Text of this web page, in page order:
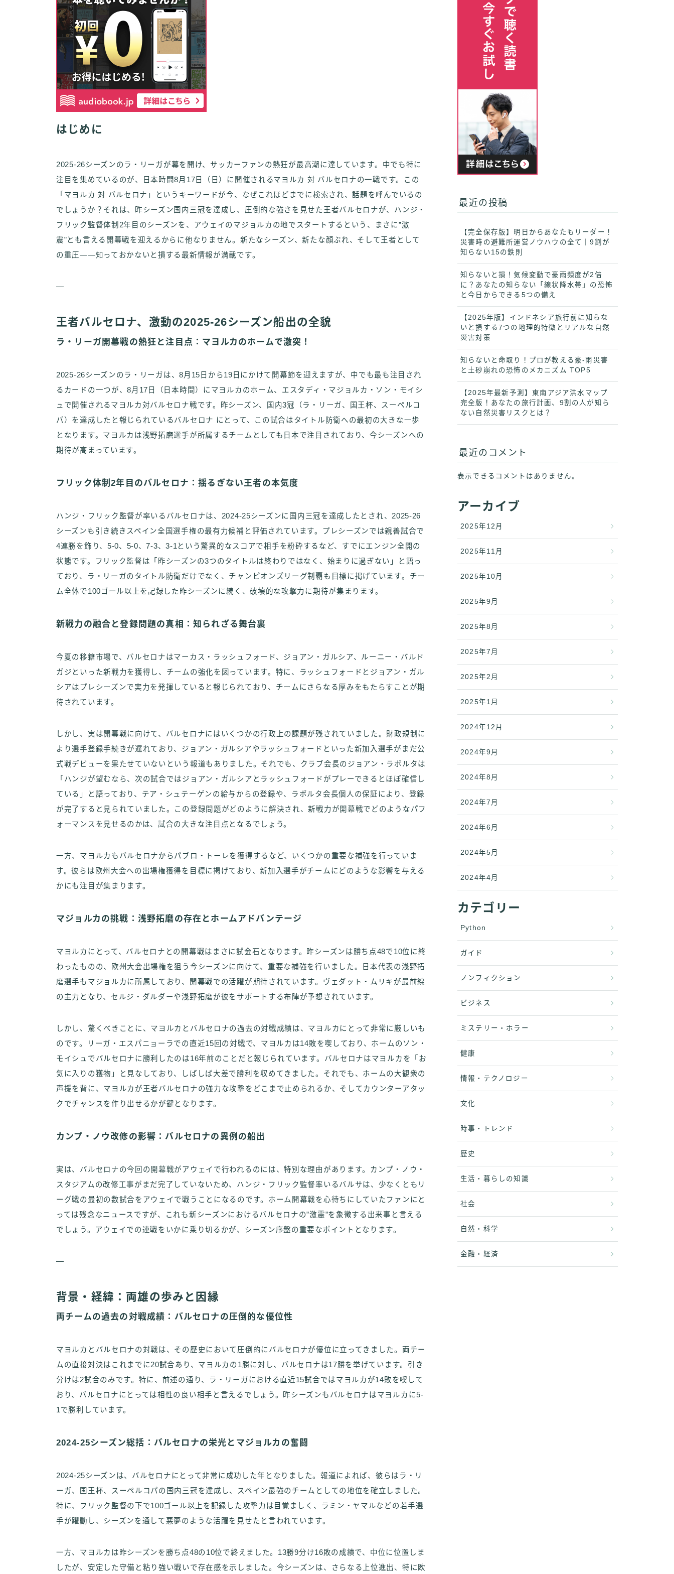
はじめに
2025-26シーズンのラ・リーガが幕を開け、サッカーファンの熱狂が最高潮に達しています。中でも特に
注目を集めているのが、日本時間8月17日（日）に開催されるマヨルカ 対 バルセロナの一戦です。この
「マヨルカ 対 バルセロナ」というキーワードが今、なぜこれほどまでに検索され、話題を呼んでいるの
でしょうか？それは、昨シーズン国内三冠を達成し、圧倒的な強さを見せた王者バルセロナが、ハンジ・
フリック監督体制2年目のシーズンを、アウェイのマジョルカの地でスタートするという、まさに”激
震”とも言える開幕戦を迎えるからに他なりません。新たなシーズン、新たな顔ぶれ、そして王者として
の重圧――知っておかないと損する最新情報が満載です。
—
王者バルセロナ、激動の2025-26シーズン船出の全貌
ラ・リーガ開幕戦の熱狂と注目点：マヨルカのホームで激突！
2025-26シーズンのラ・リーガは、8月15日から19日にかけて開幕節を迎えますが、中でも最も注目され
るカードの一つが、8月17日（日本時間）にマヨルカのホーム、エスタディ・マジョルカ・ソン・モイシ
ュで開催されるマヨルカ対バルセロナ戦です。昨シーズン、国内3冠（ラ・リーガ、国王杯、スーペルコ
パ）を達成したと報じられているバルセロナ にとって、この試合はタイトル防衛への最初の大きな一歩
となります。マヨルカは浅野拓磨選手が所属するチームとしても日本で注目されており、今シーズンへの
期待が高まっています。
フリック体制2年目のバルセロナ：揺るぎない王者の本気度
ハンジ・フリック監督が率いるバルセロナは、2024-25シーズンに国内三冠を達成したとされ、2025-26
シーズンも引き続きスペイン全国選手権の最有力候補と評価されています。プレシーズンでは親善試合で
4連勝を飾り、5-0、5-0、7-3、3-1という驚異的なスコアで相手を粉砕するなど、すでにエンジン全開の
状態です。フリック監督は「昨シーズンの3つのタイトルは終わりではなく、始まりに過ぎない」と語っ
ており、ラ・リーガのタイトル防衛だけでなく、チャンピオンズリーグ制覇も目標に掲げています。チー
ム全体で100ゴール以上を記録した昨シーズンに続く、破壊的な攻撃力に期待が集まります。
新戦力の融合と登録問題の真相：知られざる舞台裏
今夏の移籍市場で、バルセロナはマーカス・ラッシュフォード、ジョアン・ガルシア、ルーニー・バルド
ガジといった新戦力を獲得し、チームの強化を図っています。特に、ラッシュフォードとジョアン・ガル
シアはプレシーズンで実力を発揮していると報じられており、チームにさらなる厚みをもたらすことが期
待されています。
しかし、実は開幕戦に向けて、バルセロナにはいくつかの行政上の課題が残されていました。財政規制に
より選手登録手続きが遅れており、ジョアン・ガルシアやラッシュフォードといった新加入選手がまだ公
式戦デビューを果たせていないという報道もありました。それでも、クラブ会長のジョアン・ラポルタは
「ハンジが望むなら、次の試合ではジョアン・ガルシアとラッシュフォードがプレーできるとほぼ確信し
ている」と語っており、テア・シュテーゲンの給与からの登録や、ラポルタ会長個人の保証により、登録
が完了すると見られていました。この登録問題がどのように解決され、新戦力が開幕戦でどのようなパフ
ォーマンスを見せるのかは、試合の大きな注目点となるでしょう。
一方、マヨルカもバルセロナからパブロ・トーレを獲得するなど、いくつかの重要な補強を行っていま
す。彼らは欧州大会への出場権獲得を目標に掲げており、新加入選手がチームにどのような影響を与える
かにも注目が集まります。
マジョルカの挑戦：浅野拓磨の存在とホームアドバンテージ
マヨルカにとって、バルセロナとの開幕戦はまさに試金石となります。昨シーズンは勝ち点48で10位に終
わったものの、欧州大会出場権を狙う今シーズンに向けて、重要な補強を行いました。日本代表の浅野拓
磨選手もマジョルカに所属しており、開幕戦での活躍が期待されています。ヴェダット・ムリキが最前線
の主力となり、セルジ・ダルダーや浅野拓磨が彼をサポートする布陣が予想されています。
しかし、驚くべきことに、マヨルカとバルセロナの過去の対戦成績は、マヨルカにとって非常に厳しいも
のです。リーガ・エスパニョーラでの直近15回の対戦で、マヨルカは14敗を喫しており、ホームのソン・
モイシュでバルセロナに勝利したのは16年前のことだと報じられています。バルセロナはマヨルカを「お
気に入りの獲物」と見なしており、しばしば大差で勝利を収めてきました。それでも、ホームの大観衆の
声援を背に、マヨルカが王者バルセロナの強力な攻撃をどこまで止められるか、そしてカウンターアタッ
クでチャンスを作り出せるかが鍵となります。
カンプ・ノウ改修の影響：バルセロナの異例の船出
実は、バルセロナの今回の開幕戦がアウェイで行われるのには、特別な理由があります。カンプ・ノウ・
スタジアムの改修工事がまだ完了していないため、ハンジ・フリック監督率いるバルサは、少なくともリ
ーグ戦の最初の数試合をアウェイで戦うことになるのです。ホーム開幕戦を心待ちにしていたファンにと
っては残念なニュースですが、これも新シーズンにおけるバルセロナの”激震”を象徴する出来事と言える
でしょう。アウェイでの連戦をいかに乗り切るかが、シーズン序盤の重要なポイントとなります。
—
背景・経緯：両雄の歩みと因縁
両チームの過去の対戦成績：バルセロナの圧倒的な優位性
マヨルカとバルセロナの対戦は、その歴史において圧倒的にバルセロナが優位に立ってきました。両チー
ムの直接対決はこれまでに20試合あり、マヨルカの1勝に対し、バルセロナは17勝を挙げています。引き
分けは2試合のみです。特に、前述の通り、ラ・リーガにおける直近15試合ではマヨルカが14敗を喫して
おり、バルセロナにとっては相性の良い相手と言えるでしょう。昨シーズンもバルセロナはマヨルカに5-
1で勝利しています。
2024-25シーズン総括：バルセロナの栄光とマジョルカの奮闘
2024-25シーズンは、バルセロナにとって非常に成功した年となりました。報道によれば、彼らはラ・リ
ーガ、国王杯、スーペルコパの国内三冠を達成し、スペイン最強のチームとしての地位を確立しました。
特に、フリック監督の下で100ゴール以上を記録した攻撃力は目覚ましく、ラミン・ヤマルなどの若手選
手が躍動し、シーズンを通して悪夢のような活躍を見せたと言われています。
一方、マヨルカは昨シーズンを勝ち点48の10位で終えました。13勝9分け16敗の成績で、中位に位置しま
したが、安定した守備と粘り強い戦いで存在感を示しました。今シーズンは、さらなる上位進出、特に欧
最近の投稿
【完全保存版】明日からあなたもリーダー！
災害時の避難所運営ノウハウの全て｜9割が
知らない15の鉄則
知らないと損！気候変動で豪雨頻度が2倍
に？あなたの知らない「線状降水帯」の恐怖
と今日からできる5つの備え
【2025年版】インドネシア旅行前に知らな
いと損する7つの地理的特徴とリアルな自然
災害対策
知らないと命取り！プロが教える豪-雨災害
と土砂崩れの恐怖のメカニズム TOP5
【2025年最新予測】東南アジア洪水マップ
完全版！あなたの旅行計画、9割の人が知ら
ない自然災害リスクとは？
最近のコメント
表示できるコメントはありません。
アーカイブ
2025年12月
2025年11月
2025年10月
2025年9月
2025年8月
2025年7月
2025年2月
2025年1月
2024年12月
2024年9月
2024年8月
2024年7月
2024年6月
2024年5月
2024年4月
カテゴリー
Python
ガイド
ノンフィクション
ビジネス
ミステリー・ホラー
健康
情報・テクノロジー
文化
時事・トレンド
歴史
生活・暮らしの知識
社会
自然・科学
金融・経済